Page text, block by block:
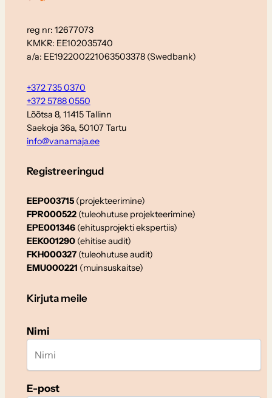
reg nr: 12677073
KMKR: EE102035740
a/a: EE192200221063503378 (Swedbank)
+372 735 0370
+372 5788 0550
Lõõtsa 8, 11415 Tallinn
Saekoja 36a, 50107 Tartu
info@vanamaja.ee
Registreeringud
EEP003715 (projekteerimine)
FPR000522 (tuleohutuse projekteerimine)
EPE001346 (ehitusprojekti ekspertiis)
EEK001290(ehitise audit)
FKH000327 (tuleohutuse audit)
EMU000221 (muinsuskaitse)
Kirjuta meile
Nimi
E-post